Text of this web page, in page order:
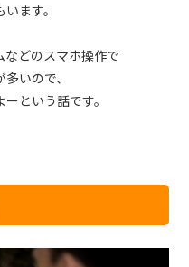
ます。
どのスマホ操作で
いので、
という話です。